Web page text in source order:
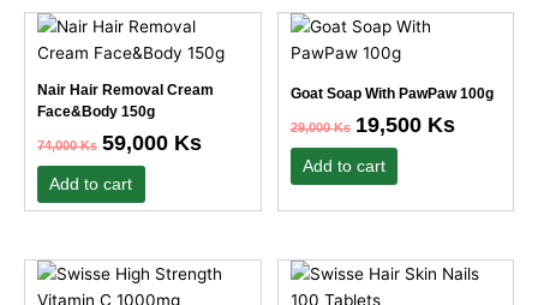
Nair Hair Removal Cream
Face&Body 150g
74,000Ks
Original
price
was:
74,000 Ks.
59,000 Ks
price
is:
59,000 Ks.
Add to cart
Goat Soap With PawPaw 100g
29,000Ks
Original
price
29,000 Ks.
19,500 Ks
19,500 Ks.
Add to cart
This
product
Original
price
Current